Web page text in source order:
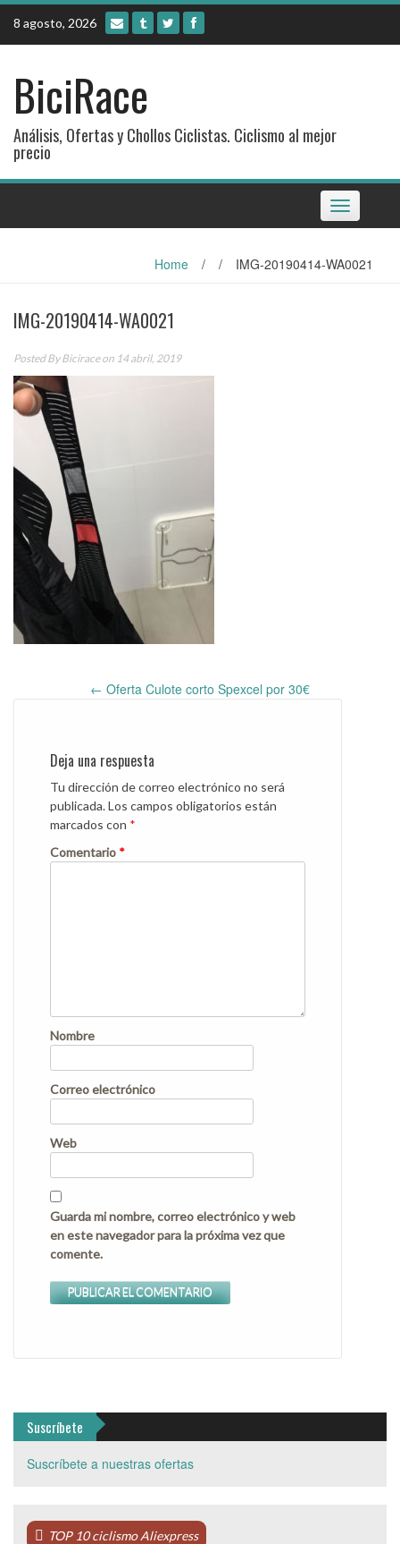
Skip
content
8 agosto, 2026
BiciRace
Análisis, Ofertas y Chollos Ciclistas. Ciclismo al mejor
precio
Toggle
navigation
Home / / IMG-20190414-WA0021
IMG-20190414-WA0021
Posted ByBiciraceon 14 abril, 2019
Post
← Oferta Culote corto Spexcel por 30€
Deja una respuesta
Tu dirección de correo electrónico no será
publicada.Los campos obligatorios están
marcados con *
Comentario *
Nombre
Correo electrónico
Web
Guarda mi nombre, correo electrónico y web
en este navegador para la próxima vez que
comente.
Suscríbete
Suscríbete a nuestras ofertas
TOP 10 ciclismo Aliexpress